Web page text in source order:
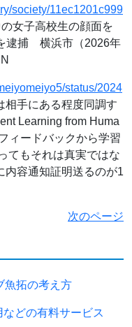
society/11ec1201c999
女子高校生の顔面を
逮捕 横浜市（2026年
status/2024
相手にある程度同調す
Learning from Huma
ィードバックから学習
てもそれは真実ではな
内容通知証明送るのが1
次のページ
魚拓の考え方
どの有料サービス